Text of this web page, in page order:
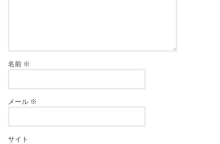
名前 ※
メール ※
サイト